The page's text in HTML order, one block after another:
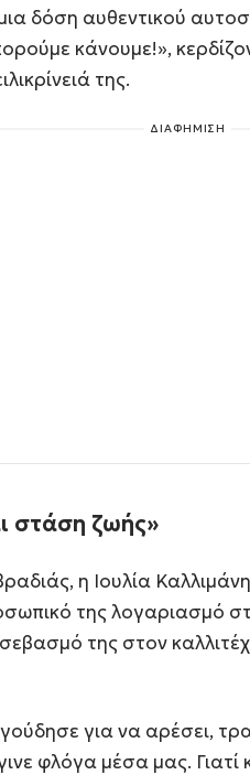
δόση αυθεντικού
κάνουμε!»,
της.
ΔΙΑΦΗΜΙΣΗ
στάση ζωής»
η Ιουλία
της λογαριασμό
της στον
για να αρέσει,
φλόγα μέσα μας. Γιατί